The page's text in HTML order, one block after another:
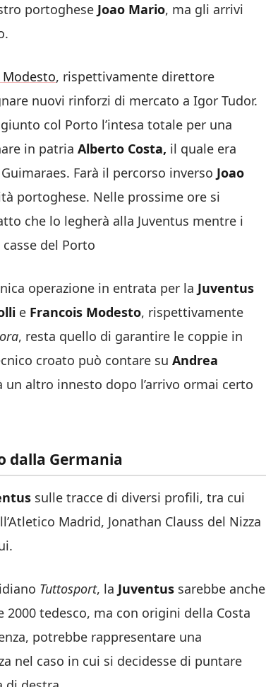
portoghese Joao Mario, ma gli arrivi
Modesto, rispettivamente direttore
nuovi rinforzi di mercato a Igor Tudor.
col Porto l’intesa totale per una
in patria Alberto Costa, il quale era
Farà il percorso inverso Joao
portoghese. Nelle prossime ore si
che lo legherà alla Juventus mentre i
del Porto
operazione in entrata per la Juventus
e Francois Modesto, rispettivamente
, resta quello di garantire le coppie in
croato può contare su Andrea
un altro innesto dopo l’arrivo ormai certo
dalla Germania
sulle tracce di diversi profili, tra cui
Madrid, Jonathan Clauss del Nizza
Tuttosport, la Juventus sarebbe anche
2000 tedesco, ma con origini della Costa
potrebbe rappresentare una
nel caso in cui si decidesse di puntare